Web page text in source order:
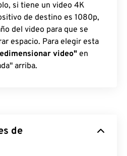
si tiene un video 4K
de destino es 1080p,
del video para que se
espacio. Para elegir esta
video" en
arriba.
de